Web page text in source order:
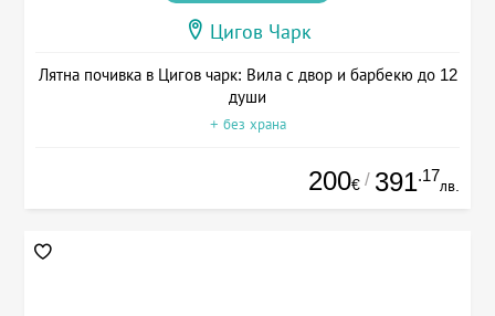
Цигов Чарк
Лятна почивка в Цигов чарк: Вила с двор и барбекю до 12
души
+ без храна
200€ / 391.17
лв.